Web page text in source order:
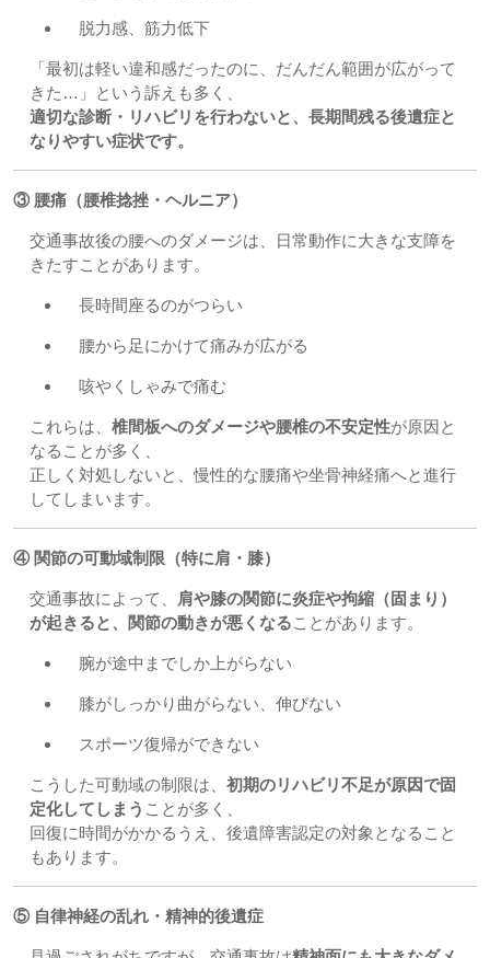
脱力感、筋力低下
「最初は軽い違和感だったのに、だんだん範囲が広がって
きた…」という訴えも多く、
適切な診断・リハビリを行わないと、長期間残る後遺症と
なりやすい症状です。
③ 腰痛（腰椎捻挫・ヘルニア）
交通事故後の腰へのダメージは、日常動作に大きな支障を
きたすことがあります。
長時間座るのがつらい
腰から足にかけて痛みが広がる
咳やくしゃみで痛む
これらは、 椎間板へのダメージや腰椎の不安定性が原因と
なることが多く、
正しく対処しないと、慢性的な腰痛や坐骨神経痛へと進行
してしまいます。
④ 関節の可動域制限（特に肩・膝）
交通事故によって、
肩や膝の関節に炎症や拘縮（固まり）
が起きると、関節の動きが悪くなることがあります。
腕が途中までしか上がらない
膝がしっかり曲がらない、伸びない
スポーツ復帰ができない
こうした可動域の制限は、 初期のリハビリ不足が原因で固
定化してしまう ことが多く、
回復に時間がかかるうえ、後遺障害認定の対象となること
もあります。
⑤ 自律神経の乱れ・精神的後遺症